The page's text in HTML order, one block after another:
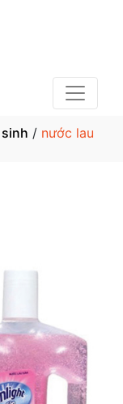
/ nước lau